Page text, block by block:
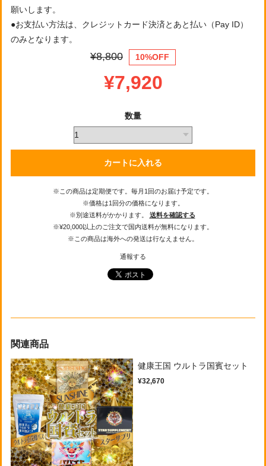
願いします。
●お支払い方法は、クレジットカード決済とあと払い（Pay ID）
のみとなります。
¥8,800 10%OFF
¥7,920
数量
カートに入れる
※この商品は定期便です。毎月1回のお届け予定です。
※価格は1回分の価格になります。
※別途送料がかかります。
送料を確認する
※¥20,000以上のご注文で国内送料が無料になります。
※この商品は海外への発送は行なえません。
通報する
関連商品
健康王国 ウルトラ国賓セット
¥32,670